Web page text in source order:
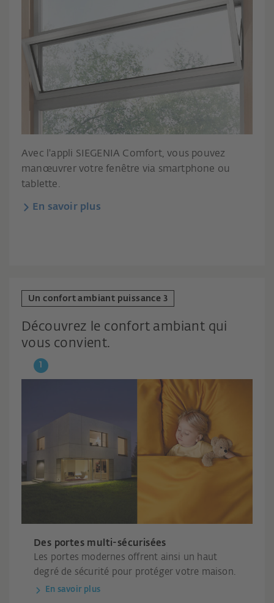
Avec l'appli SIEGENIA Comfort, vous pouvez
manœuvrer votre fenêtre via smartphone ou
tablette.
En savoir plus
Un confort ambiant puissance 3
Découvrez le confort ambiant qui
vous convient.
Des portes multi-sécurisées
Les portes modernes offrent ainsi un haut
degré de sécurité pour protéger votre maison.
En savoir plus